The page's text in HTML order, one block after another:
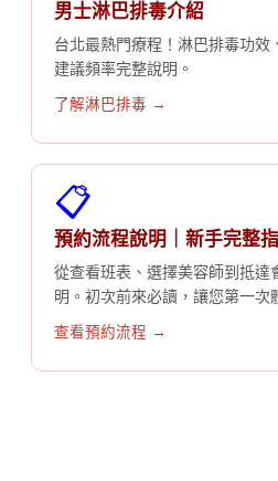
男士淋巴排毒介紹
台北最熱門療程！淋巴排毒功效
建議頻率完整說明。
了解淋巴排毒 →
📋
預約流程說明｜新手完整
從查看班表、選擇美容師到抵達
明。初次前來必讀，讓您第一次
查看預約流程 →